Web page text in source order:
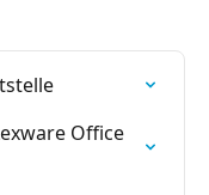
Office